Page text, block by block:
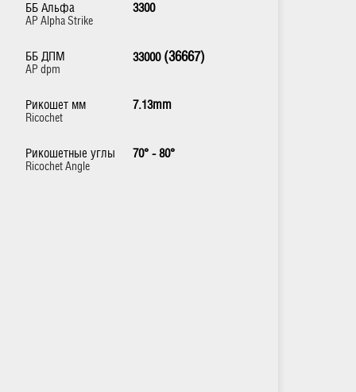
ББ Альфа
AP Alpha Strike
3300
ББ ДПМ
AP dpm
33000 (36667)
Рикошет мм
Ricochet
7.13mm
Рикошетные углы
Ricochet Angle
70° - 80°